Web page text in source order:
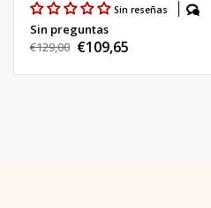
Sin reseñas
Sin preguntas
Precio
€129,00 Precio
de
€109,65